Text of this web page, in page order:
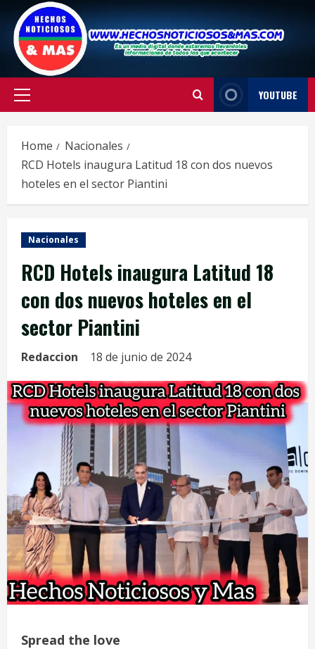
content
Primary
YOUTUBE
Home
Nacionales
RCD Hotels inaugura Latitud 18 con dos nuevos
hoteles en el sector Piantini
Nacionales
RCD Hotels inaugura Latitud 18
con dos nuevos hoteles en el
sector Piantini
Redaccion 18 de junio de 2024
Spread the love